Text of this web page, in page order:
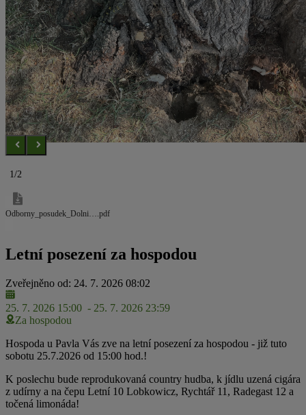
1/2
Odborny_posudek_Dolni….pdf
Letní posezení za hospodou
Zveřejněno od: 24. 7. 2026 08:02
25. 7. 2026 15:00 - 25. 7. 2026 23:59
Za hospodou
Hospoda u Pavla Vás zve na letní posezení za hospodou - již tuto
sobotu 25.7.2026 od 15:00 hod.!
K poslechu bude reprodukovaná country hudba, k jídlu uzená cigára
z udírny a na čepu Letní 10 Lobkowicz, Rychtář 11, Radegast 12 a
točená limonáda!